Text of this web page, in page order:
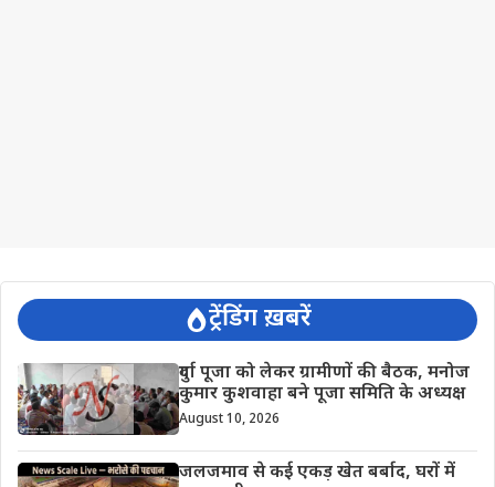
ट्रेंडिंग ख़बरें
दुर्गा पूजा को लेकर ग्रामीणों की बैठक, मनोज
कुमार कुशवाहा बने पूजा समिति के अध्यक्ष
August 10, 2026
जलजमाव से कई एकड़ खेत बर्बाद, घरों में